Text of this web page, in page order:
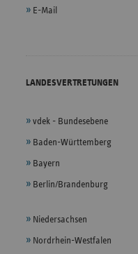
E-Mail
LANDESVERTRETUNGEN
vdek - Bundesebene
Baden-Württemberg
Bayern
Berlin/Brandenburg
Niedersachsen
Nordrhein-Westfalen